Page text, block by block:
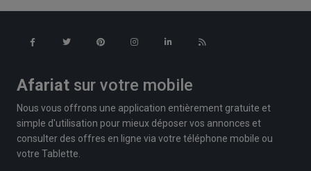
Afariat sur votre mobile
Nous vous offrons une application entièrement gratuite et
simple d'utilisation pour mieux déposer vos annonces et
consulter des offres en ligne via votre téléphone mobile ou
votre Tablette.